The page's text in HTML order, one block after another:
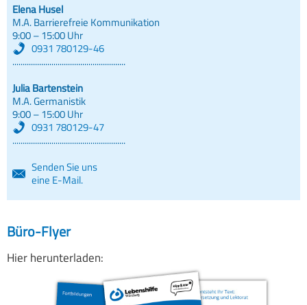
Elena Husel
M.A. Barrierefreie Kommunikation
9:00 – 15:00 Uhr
0931 780129-46
.......................................................
Julia Bartenstein
M.A. Germanistik
9:00 – 15:00 Uhr
0931 780129-47
.......................................................
Senden Sie uns
eine E-Mail.
Büro-Flyer
Hier herunterladen: